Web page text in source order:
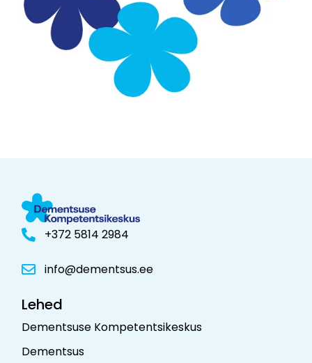
+372 5814 2984
info@dementsus.ee
Lehed
Dementsuse Kompetentsikeskus
Dementsus